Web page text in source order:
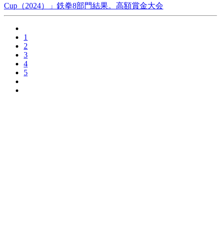
Cup（2024）」鉄拳8部門結果。高額賞金大会
1
2
3
4
5